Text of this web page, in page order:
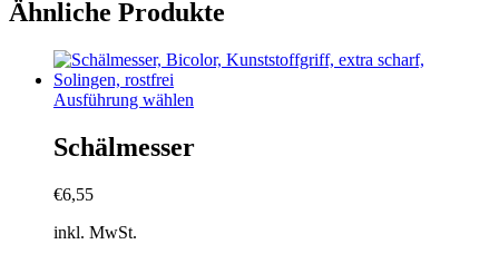
Ähnliche Produkte
Ausführung wählen
Schälmesser
€6,55
inkl. MwSt.